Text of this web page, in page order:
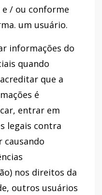
/ ou conforme
um usuário.
informações do
quando
que a
é
entrar em
legais contra
causando
nos direitos da
outros usuários